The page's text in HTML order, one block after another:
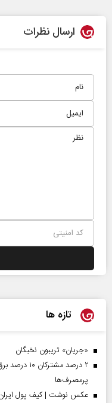
ارسال نظرات
تازه ها
«جریان» تریبون نخبگان
۲ درصد
پرمصرف‌ها
عکس نوشت | کیف پول